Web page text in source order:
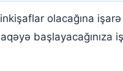
olacağına
başlayacağınıza